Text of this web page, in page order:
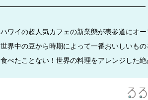
ハワイの超人気カフェの新業態が表参道にオー
世界中の豆から時期によって一番おいしいもの
食べたことない！世界の料理をアレンジした